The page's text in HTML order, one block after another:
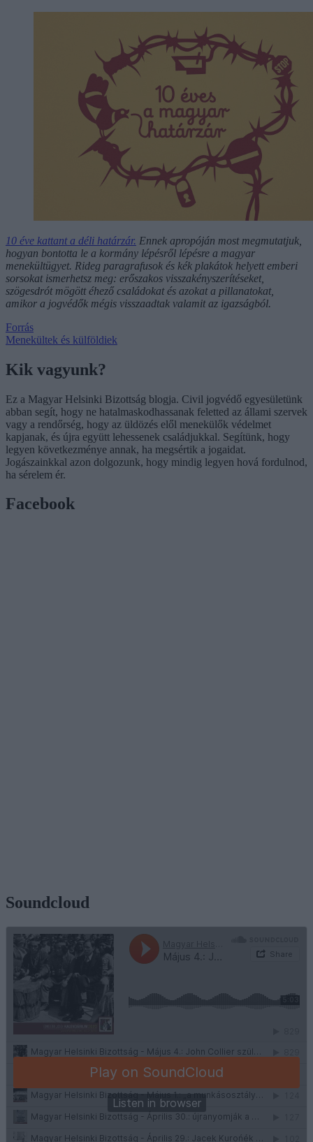
10 éve kattant a déli határzár. Ennek apropóján most megmutatjuk,
hogyan bontotta le a kormány lépésről lépésre a magyar
menekültügyet. Rideg paragrafusok és kék plakátok helyett emberi
sorsokat ismerhetsz meg: erőszakos visszakényszerítéseket,
szögesdrót mögött éhező családokat és azokat a pillanatokat,
amikor a jogvédők mégis visszaadtak valamit az igazságból.
Forrás
Menekültek és külföldiek
Kik vagyunk?
Ez a Magyar Helsinki Bizottság blogja. Civil jogvédő egyesületünk
abban segít, hogy ne hatalmaskodhassanak feletted az állami szervek
vagy a rendőrség, hogy az üldözés elől menekülők védelmet
kapjanak, és újra együtt lehessenek családjukkal. Segítünk, hogy
legyen következménye annak, ha megsértik a jogaidat.
Jogászainkkal azon dolgozunk, hogy mindig legyen hová fordulnod,
ha sérelem ér.
Facebook
Soundcloud